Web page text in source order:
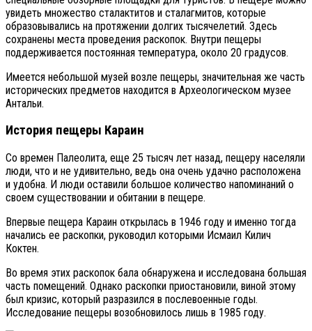
увидеть множество сталактитов и сталагмитов, которые
образовывались на протяжении долгих тысячелетий. Здесь
сохранены места проведения раскопок. Внутри пещеры
поддерживается постоянная температура, около 20 градусов.
Имеется небольшой музей возле пещеры, значительная же часть
исторических предметов находится в Археологическом музее
Антальи.
История пещеры Караин
Со времен Палеолита, еще 25 тысяч лет назад, пещеру населяли
люди, что и не удивительно, ведь она очень удачно расположена
и удобна. И люди оставили большое количество напоминаний о
своем существовании и обитании в пещере.
Впервые пещера Караин открылась в 1946 году и именно тогда
начались ее раскопки, руководил которыми Исмаил Килич
Коктен.
Во время этих раскопок бала обнаружена и исследована большая
часть помещений. Однако раскопки приостановили, виной этому
был кризис, который разразился в послевоенные годы.
Исследование пещеры возобновилось лишь в 1985 году.